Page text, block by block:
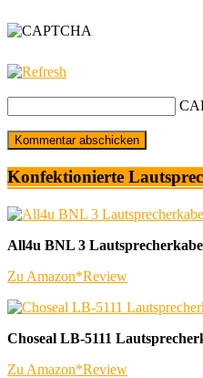
Konfektionierte
All4u BNL 3
Zu Amazon*Review
Choseal LB-5111
Zu Amazon*Review